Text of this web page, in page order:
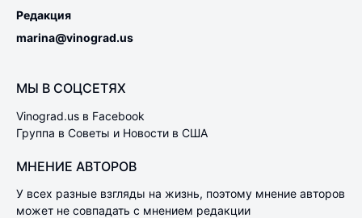
Редакция
marina@vinograd.us
МЫ В СОЦСЕТЯХ
Vinograd.us в Facebook
Группа в Советы и Новости в США
МНЕНИЕ АВТОРОВ
У всех разные взгляды на жизнь, поэтому мнение авторов
может не совпадать с мнением редакции